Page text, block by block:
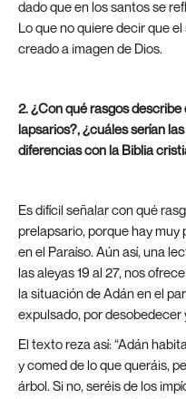
dado que en los santos se
Lo que no quiere decir que
creado a imagen de Dios.
2. ¿Con qué rasgos
lapsarios?, ¿cuáles serían
diferencias con la Biblia
Es difícil señalar con qué
prelapsario, porque hay
en el Paraíso. Aún así, una
las aleyas 19 al 27, nos
la situación de Adán en el
expulsado, por desobedecer
El texto reza así: “Adán
y comed de lo que queráis,
árbol. Si no, seréis de los